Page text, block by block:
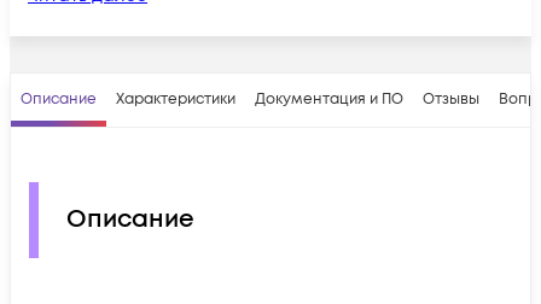
Описание Характеристики Документация и ПО Отзывы
Описание